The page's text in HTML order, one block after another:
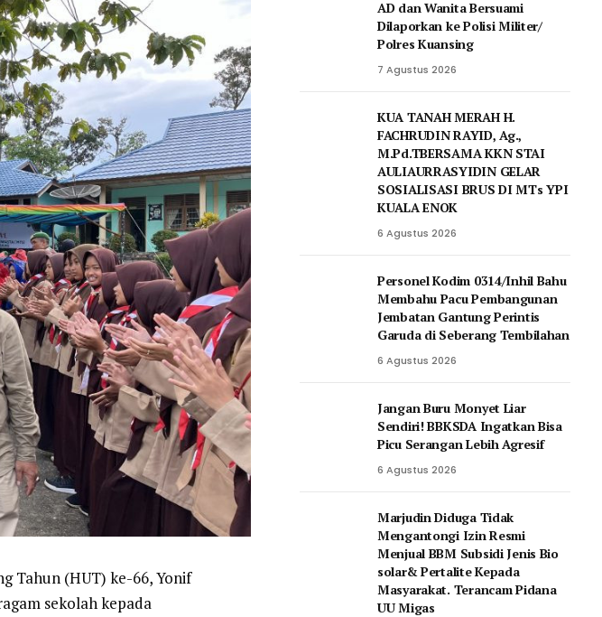
Tahun (HUT) ke-66, Yonif
sekolah kepada
AD dan Wanita Bersuami
Dilaporkan ke Polisi Militer/
Polres Kuansing
7 Agustus 2026
KUA TANAH MERAH H.
FACHRUDIN RAYID, Ag.,
M.Pd.TBERSAMA KKN STAI
AULIAURRASYIDIN GELAR
SOSIALISASI BRUS DI MTs YPI
KUALA ENOK
6 Agustus 2026
Personel Kodim 0314/Inhil Bahu
Membahu Pacu Pembangunan
Jembatan Gantung Perintis
Garuda di Seberang Tembilahan
6 Agustus 2026
Jangan Buru Monyet Liar
Sendiri! BBKSDA Ingatkan Bisa
Picu Serangan Lebih Agresif
6 Agustus 2026
Marjudin Diduga Tidak
Mengantongi Izin Resmi
Menjual BBM Subsidi Jenis Bio
solar& Pertalite Kepada
Masyarakat. Terancam Pidana
UU Migas